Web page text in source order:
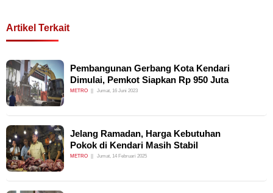
Artikel Terkait
Pembangunan Gerbang Kota Kendari
Dimulai, Pemkot Siapkan Rp 950 Juta
METRO Jumat, 16 Juni 2023
Jelang Ramadan, Harga Kebutuhan
Pokok di Kendari Masih Stabil
METRO Jumat, 14 Februari 2025